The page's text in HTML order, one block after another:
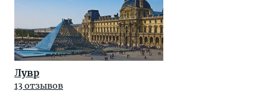
Лувр
13 отзывов